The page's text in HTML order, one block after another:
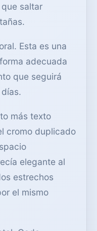
saltar
Esta es una
adecuada
que seguirá
más texto
cromo duplicado
elegante al
estrechos
el mismo